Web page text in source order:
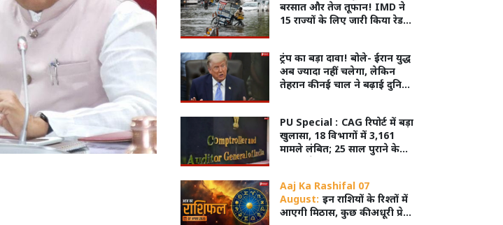
बरसात और तेज तूफान! IMD ने
15 राज्यों के लिए जारी किया रेड
ट्रंप का बड़ा दावा! बोले- ईरान युद्ध
अब ज्यादा नहीं चलेगा, लेकिन
तेहरान की नई चाल ने बढ़ाई दुनिया
PU Special : CAG रिपोर्ट में बड़ा
खुलासा, 18 विभागों में 3,161
मामले लंबित; 25 साल पुराने केस
Aaj Ka Rashifal 07
August: इन राशियों के रिश्तों में
आएगी मिठास, कुछ की अधूरी प्रेम